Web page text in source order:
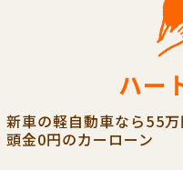
ハー
新車の軽自動車なら55
頭金0円のカーローン